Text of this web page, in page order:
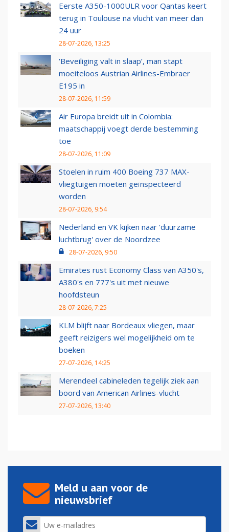
Eerste A350-1000ULR voor Qantas keert
terug in Toulouse na vlucht van meer dan
24 uur
28-07-2026, 13:25
‘Beveiliging valt in slaap’, man stapt
moeiteloos Austrian Airlines-Embraer
E195 in
28-07-2026, 11:59
Air Europa breidt uit in Colombia:
maatschappij voegt derde bestemming
toe
28-07-2026, 11:09
Stoelen in ruim 400 Boeing 737 MAX-
vliegtuigen moeten geïnspecteerd
worden
28-07-2026, 9:54
Nederland en VK kijken naar 'duurzame
luchtbrug' over de Noordzee
28-07-2026, 9:50
Emirates rust Economy Class van A350's,
A380's en 777's uit met nieuwe
hoofdsteun
28-07-2026, 7:25
KLM blijft naar Bordeaux vliegen, maar
geeft reizigers wel mogelijkheid om te
boeken
27-07-2026, 14:25
Merendeel cabineleden tegelijk ziek aan
boord van American Airlines-vlucht
27-07-2026, 13:40
Meld u aan voor de
nieuwsbrief